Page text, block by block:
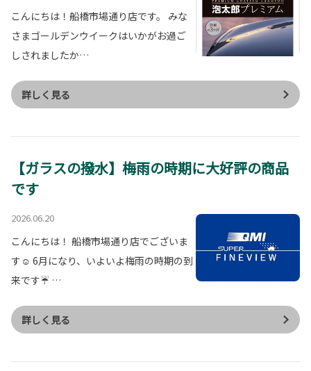
こんにちは！船橋市場通り店です。 みな
さまゴールデンウイークはいかがお過ご
しされましたか…
詳しく見る
【ガラスの撥水】梅雨の時期に大好評の商品
です
2026.06.20
こんにちは！ 船橋市場通り店でございま
す☺ 6月になり、いよいよ梅雨の時期の到
来です☔ …
詳しく見る